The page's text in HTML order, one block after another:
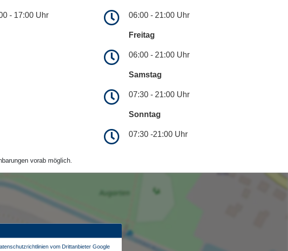
- 17:00 Uhr 06:00 - 21:00 Uhr
Freitag
06:00 - 21:00 Uhr
Samstag
07:30 - 21:00 Uhr
Sonntag
07:30 -21:00 Uhr
vorab möglich.
vom Drittanbieter Google